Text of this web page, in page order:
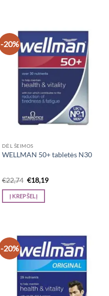
-20%
DĖL ŠEIMOS
WELLMAN 50+ tabletės N30
€22,74 Original
price
was:
€22,74.
€18,19Current
Į KREPŠELĮ
-20%